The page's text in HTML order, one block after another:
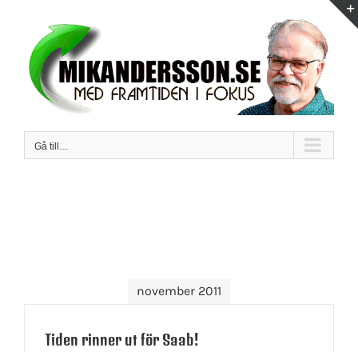
innehållet
Gå till…
november 2011
Tiden rinner ut för Saab!